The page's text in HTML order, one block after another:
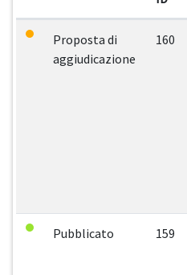
Proposta di
aggiudicazione
160
Pubblicato 159